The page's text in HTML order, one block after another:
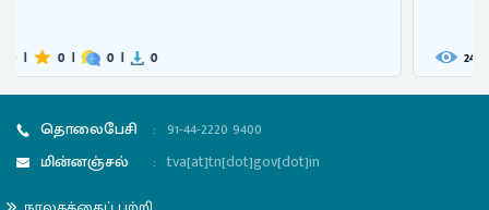
249 | 0
தொலைபேசி : 91-44-2220 9400
மின்னஞ்சல்
: tva[at]tn[dot]gov[dot]in